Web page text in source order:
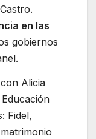
en las
gobiernos
Alicia
Fidel,